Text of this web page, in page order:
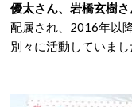
優太さん、岩橋玄樹
配属され、2016年以
別々に活動していまし